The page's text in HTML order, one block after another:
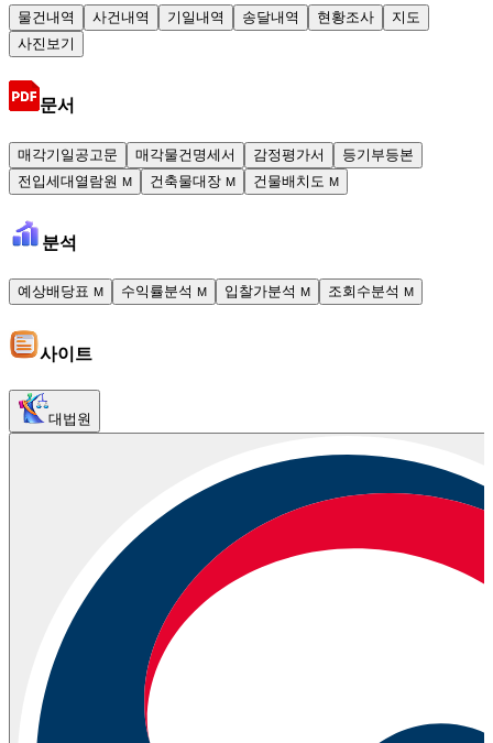
물건내역 사건내역 기일내역 송달내역 현황조사
지도
사진보기
문서
매각기일공고문 매각물건명세서 감정평가서
등기부등본
전입세대열람원 M 건축물대장 M 건물배치도 M
분석
예상배당표 M 수익률분석 M 입찰가분석 M 조회수분석 M
사이트
대법원